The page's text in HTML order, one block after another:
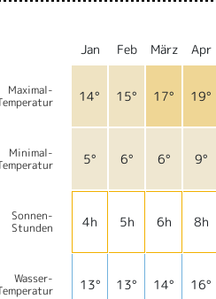
Jan Feb März Apr
Maximal-
14° 15° 17° 19°
Minimal-
5° 6° 6° 9°
Sonnen-
Stunden
4h 5h 6h 8h
Wasser-
13° 13° 14° 16°